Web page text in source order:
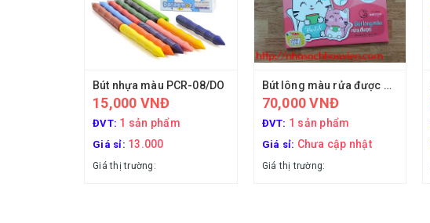
Bút nhựa màu PCR-08/DO
15,000 VNĐ
ĐVT: 1 sản phẩm
Giá sỉ: 13.000
Giá thị trường:
Bút lông màu rửa được SWM-C008 (Thiên Long)
70,000 VNĐ
ĐVT: 1 sản phẩm
Giá sỉ: Chưa cập nhật
Giá thị trường: